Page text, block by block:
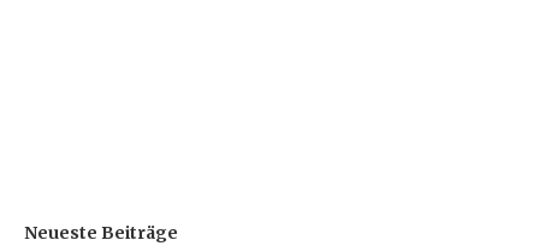
Neueste Beiträge